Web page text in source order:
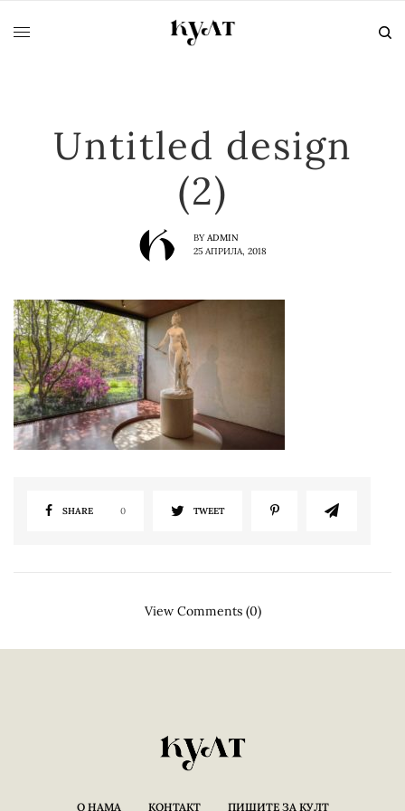
Untitled design
(2)
BY ADMIN
25 АПРИЛА, 2018
SHARE 0 TWEET
View Comments (0)
О НАМА КОНТАКТ ПИШИТЕ ЗА КУЛТ